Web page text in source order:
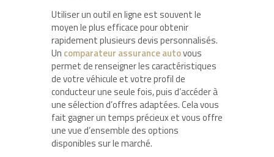
Utiliser un outil en ligne est souvent le
moyen le plus efficace pour obtenir
rapidement plusieurs devis personnalisés.
Un comparateur assurance autovous
permet de renseigner les caractéristiques
de votre véhicule et votre profil de
conducteur une seule fois, puis d’accéder à
une sélection d’offres adaptées. Cela vous
fait gagner un temps précieux et vous offre
une vue d’ensemble des options
disponibles sur le marché.